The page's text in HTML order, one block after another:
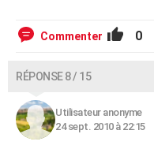
Commenter 0
RÉPONSE 8 / 15
Utilisateur anonyme
24 sept. 2010 à 22:15